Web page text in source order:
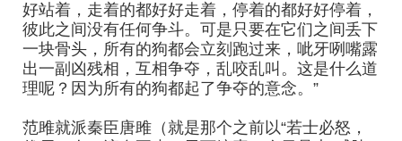
好站着，走着的都好好走着，停着的都好好停着，
彼此之间没有任何争斗。可是只要在它们之间丢下
一块骨头，所有的狗都会立刻跑过来，呲牙咧嘴露
出一副凶残相，互相争夺，乱咬乱叫。这是什么道
理呢？因为所有的狗都起了争夺的意念。”
范雎就派秦臣唐雎（就是那个之前以“若士必怒，